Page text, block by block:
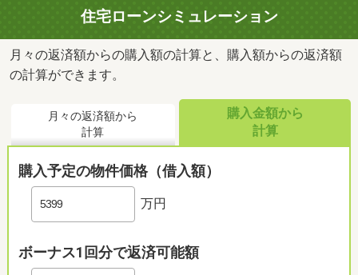
住宅ローンシミュレーション
月々の返済額からの購入額の計算と、購入額からの返済額
の計算ができます。
月々の返済額から
計算
購入金額から
計算
購入予定の物件価格（借入額）
万円
ボーナス1回分で返済可能額